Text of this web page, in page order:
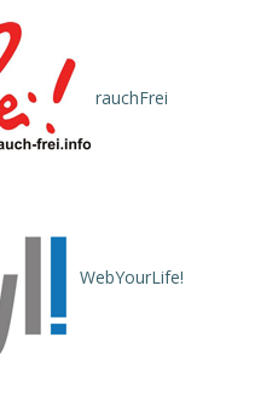
rauchFrei
WebYourLife!